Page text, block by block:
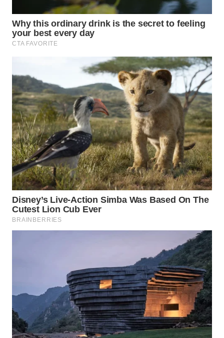
INDRAMAYU
WN
WN
MAJALENGKA
WN
SUBANG
WN
SUKABUMI
PURWAKARTA
WN
SEMARANG
SOLO